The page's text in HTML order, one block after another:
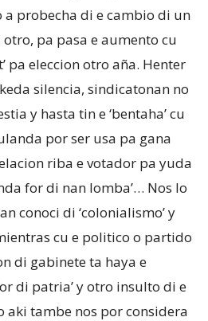
probecha di e cambio di un
pa pasa e aumento cu
pa eleccion otro aña. Henter
silencia, sindicatonan no
y hasta tin e ‘bentaha’ cu
por ser usa pa gana
riba e votador pa yuda
for di nan lomba’… Nos lo
conoci di ‘colonialismo’ y
cu e politico o partido
di gabinete ta haya e
di patria’ y otro insulto di e
aki tambe nos por considera